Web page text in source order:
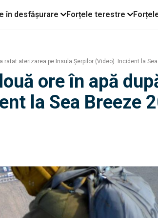
în desfășurare Forțele terestre
aterizarea pe Insula Șerpilor (Video). Incident la
ore în apă
la Sea Breeze